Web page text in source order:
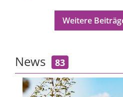
Weitere
News 83